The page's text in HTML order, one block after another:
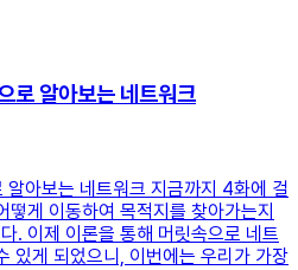
로 알아보는 네트워크
알아보는 네트워크 지금까지 4화에 걸
게 이동하여 목적지를 찾아가는지
. 이제 이론을 통해 머릿속으로 네트
있게 되었으니, 이번에는 우리가 가장